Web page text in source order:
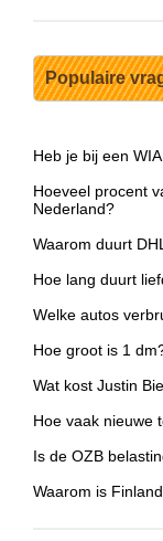
Populaire
Heb je bij een
Hoeveel procent
Nederland?
Waarom duurt
Hoe lang duurt
Welke autos
Hoe groot is 1
Wat kost Justin
Hoe vaak nieuwe
Is de OZB
Waarom is